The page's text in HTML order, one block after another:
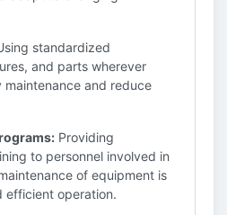
standardized
and parts wherever
maintenance and reduce
Providing
to personnel involved in
of equipment is
efficient operation.